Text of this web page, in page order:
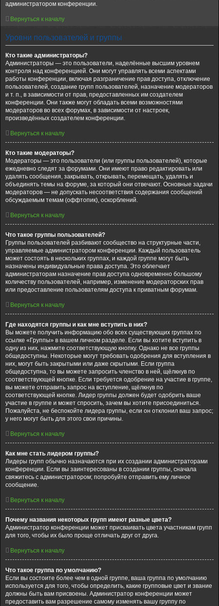
администратором конференции.
Вернуться к началу
Уровни пользователей и группы
Кто такие администраторы?
Администраторы — это пользователи, наделённые высшим уровнем
контроля над конференцией. Они могут управлять всеми аспектами
работы конференции, включая разграничение прав доступа, отключение
пользователей, создание групп пользователей, назначение модераторов
и т. п., в зависимости от прав, предоставленных им создателем
конференции. Они также могут обладать всеми возможностями
модераторов во всех форумах, в зависимости от настроек,
произведённых создателем конференции.
Вернуться к началу
Кто такие модераторы?
Модераторы — это пользователи (или группы пользователей), которые
ежедневно следят за форумами. Они имеют право редактировать или
удалять сообщения, закрывать, открывать, перемещать, удалять и
объединять темы на форуме, за который они отвечают. Основные задачи
модераторов — не допускать несоответствия содержания сообщений
обсуждаемым темам (оффтопик), оскорблений.
Вернуться к началу
Что такое группы пользователей?
Группы пользователей разбивают сообщество на структурные части,
управляемые администратором конференции. Каждый пользователь
может состоять в нескольких группах, и каждой группе могут быть
назначены индивидуальные права доступа. Это облегчает
администраторам назначение прав доступа одновременно большому
количеству пользователей, например, изменение модераторских прав
или предоставление пользователям доступа к приватным форумам.
Вернуться к началу
Где находятся группы и как мне вступить в них?
Вы можете получить информацию обо всех существующих группах по
ссылке «Группы» в вашем личном разделе. Если вы хотите вступить в
одну из них, нажмите соответствующую кнопку. Однако не все группы
общедоступны. Некоторые могут требовать одобрения для вступления в
них, могут быть закрытыми или даже скрытыми. Если группа
общедоступна, то вы можете запросить членство в ней, щёлкнув по
соответствующей кнопке. Если требуется одобрение на участие в группе,
вы можете отправить запрос на вступление, щёлкнув по
соответствующей кнопке. Лидер группы должен будет одобрить ваше
участие в группе и может спросить, зачем вы хотите присоединиться.
Пожалуйста, не беспокойте лидера группы, если он отклонил ваш запрос;
у него могут быть для этого свои причины.
Вернуться к началу
Как мне стать лидером группы?
Лидеры групп обычно назначаются при их создании администраторами
конференции. Если вы заинтересованы в создании группы, сначала
свяжитесь с администратором; попробуйте отправить ему личное
сообщение.
Вернуться к началу
Почему названия некоторых групп имеют разные цвета?
Администратор конференции может присваивать цвета участникам групп
для того, чтобы их было проще отличать друг от друга.
Вернуться к началу
Что такое группа по умолчанию?
Если вы состоите более чем в одной группе, ваша группа по умолчанию
используется для того, чтобы определить, какие групповые цвет и звание
должны быть вам присвоены. Администратор конференции может
предоставить вам разрешение самому изменять вашу группу по